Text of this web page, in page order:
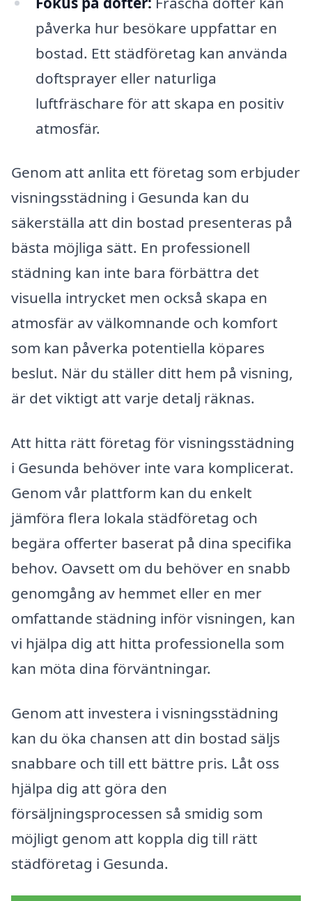
påverka hur besökare uppfattar en
bostad. Ett städföretag kan använda
doftsprayer eller naturliga
luftfräschare för att skapa en positiv
atmosfär.
Genom att anlita ett företag som erbjuder
visningsstädning i Gesunda kan du
säkerställa att din bostad presenteras på
bästa möjliga sätt. En professionell
städning kan inte bara förbättra det
visuella intrycket men också skapa en
atmosfär av välkomnande och komfort
som kan påverka potentiella köpares
beslut. När du ställer ditt hem på visning,
är det viktigt att varje detalj räknas.
Att hitta rätt företag för visningsstädning
i Gesunda behöver inte vara komplicerat.
Genom vår plattform kan du enkelt
jämföra flera lokala städföretag och
begära offerter baserat på dina specifika
behov. Oavsett om du behöver en snabb
genomgång av hemmet eller en mer
omfattande städning inför visningen, kan
vi hjälpa dig att hitta professionella som
kan möta dina förväntningar.
Genom att investera i visningsstädning
kan du öka chansen att din bostad säljs
snabbare och till ett bättre pris. Låt oss
hjälpa dig att göra den
försäljningsprocessen så smidig som
möjligt genom att koppla dig till rätt
städföretag i Gesunda.